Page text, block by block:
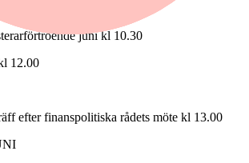
april kl 8.00
juni kl 10.30
12.00
efter finanspolitiska rådets möte kl 13.00